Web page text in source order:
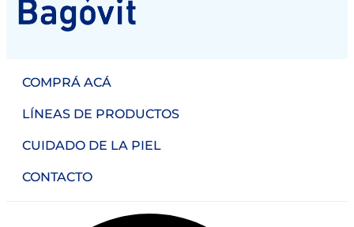
COMPRÁ ACÁ
LÍNEAS DE PRODUCTOS
CUIDADO DE LA PIEL
CONTACTO